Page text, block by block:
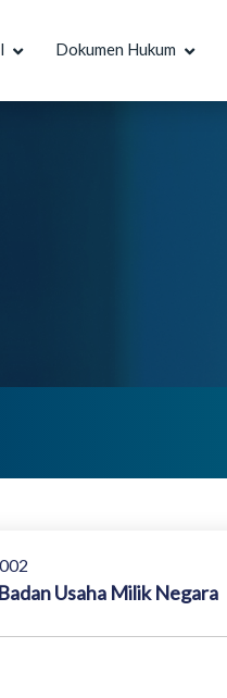
Dokumen Hukum
Usaha Milik Negara